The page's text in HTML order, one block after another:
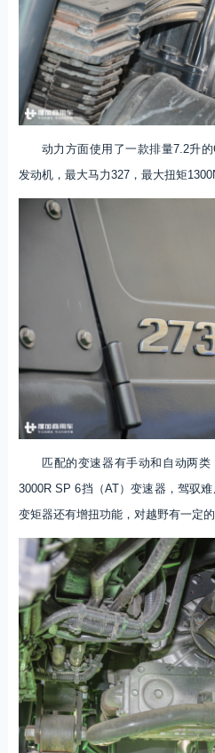
动力方面使用了一款排量7.2升
发动机，最大马力327，最大扭矩
匹配的变速器有手动和自动两
3000R SP 6挡（AT）变速器，驾驭
变矩器还有增扭功能，对越野有一定的